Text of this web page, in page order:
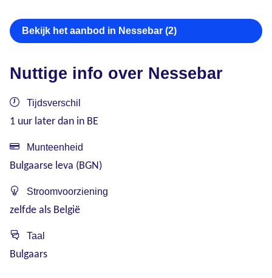
Bekijk het aanbod in Nessebar (2)
Nuttige info over Nessebar
Tijdsverschil
1 uur later dan in BE
Munteenheid
Bulgaarse leva (BGN)
Stroomvoorziening
zelfde als België
Taal
Bulgaars